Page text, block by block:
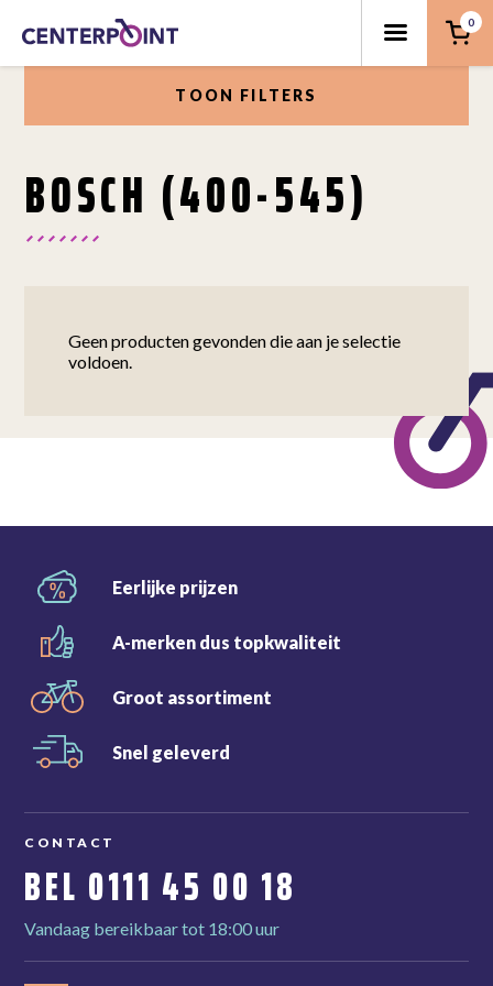
0
BOSCH (400-545)
Geen producten gevonden die aan je selectie
voldoen.
TOON FILTERS
Eerlijke prijzen
A-merken dus topkwaliteit
Groot assortiment
Snel geleverd
CONTACT
BEL 0111 45 00 18
Vandaag bereikbaar tot 18:00 uur